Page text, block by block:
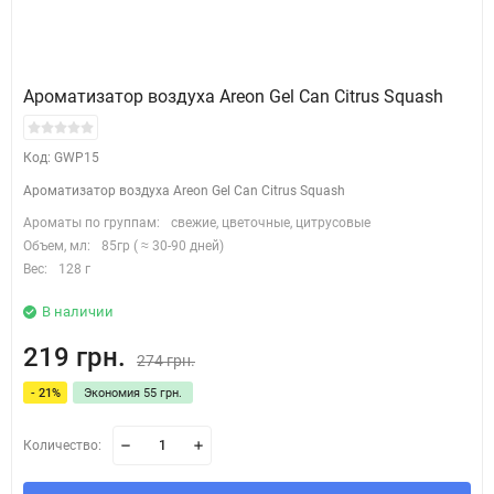
Ароматизатор воздуха Areon Gel Can Citrus Squash
Код: GWP15
Ароматизатор воздуха Areon Gel Can Citrus Squash
Ароматы по группам:
свежие, цветочные, цитрусовые
Объем, мл:
85гр ( ≈ 30-90 дней)
Вес:
128 г
В наличии
219 грн. 274 грн.
- 21% Экономия 55 грн.
Количество: